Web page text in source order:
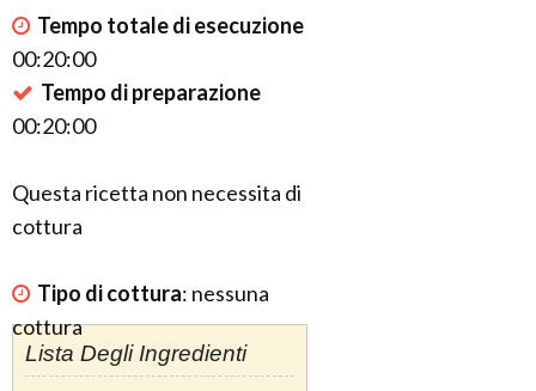
Tempo totale di esecuzione
00:20:00
Tempo di preparazione
00:20:00
Questa ricetta non necessita di
cottura
Tipo di cottura: nessuna
cottura
Lista Degli Ingredienti